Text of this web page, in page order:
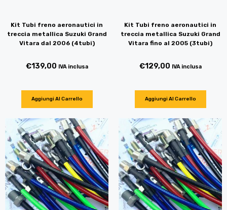
Kit Tubi freno aeronautici in
treccia metallica Suzuki Grand
Vitara dal 2006 (4tubi)
€139,00 IVA inclusa
Aggiungi Al Carrello
Kit Tubi freno aeronautici in
treccia metallica Suzuki Grand
Vitara fino al 2005 (3tubi)
€129,00 IVA inclusa
Aggiungi Al Carrello